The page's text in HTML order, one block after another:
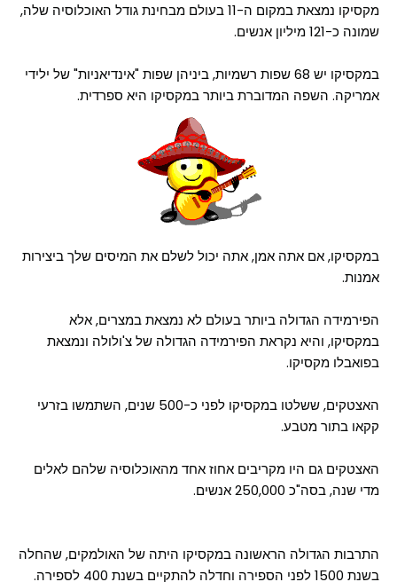
מקסיקו נמצאת במקום ה-11 בעולם מבחינת גודל האוכלוסיה שלה,
שמונה כ-121 מיליון אנשים.
במקסיקו יש 68 שפות רשמיות, ביניהן שפות "אינדיאניות" של ילידי
אמריקה. השפה המדוברת ביותר במקסיקו היא ספרדית.
במקסיקו, אם אתה אמן, אתה יכול לשלם את המיסים שלך ביצירות
אמנות.
הפירמידה הגדולה ביותר בעולם לא נמצאת במצרים, אלא
במקסיקו, והיא נקראת הפירמידה הגדולה של צ'ולולה ונמצאת
בפואבלו מקסיקו.
האצטקים, ששלטו במקסיקו לפני כ-500 שנים, השתמשו בזרעי
קקאו בתור מטבע.
האצטקים גם היו מקריבים אחוז אחד מהאוכלוסיה שלהם לאלים
מדי שנה, בסה"כ 250,000 אנשים.
התרבות הגדולה הראשונה במקסיקו היתה של האולמקים, שהחלה
בשנת 1500 לפני הספירה וחדלה להתקיים בשנת 400 לספירה.